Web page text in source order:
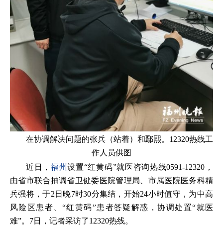
在协调解决问题的张兵（站着）和鄢熙。12320热线工
作人员供图
近日，福州设置“红黄码”就医咨询热线0591-12320，
由省市联合抽调省卫健委医院管理局、市属医院医务科精
兵强将，于2日晚7时30分集结，开始24小时值守，为中高
风险区患者、“红黄码”患者答疑解惑，协调处置“就医
难”。7日，记者采访了12320热线。